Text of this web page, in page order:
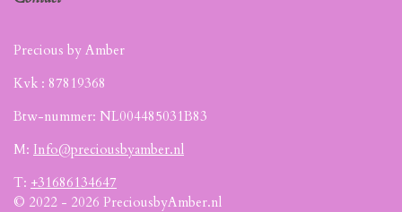
Precious by Amber
Kvk : 87819368
Btw-nummer: NL004485031B83
M: Info@preciousbyamber.nl
T: +31686134647
© 2022 - 2026 PreciousbyAmber.nl